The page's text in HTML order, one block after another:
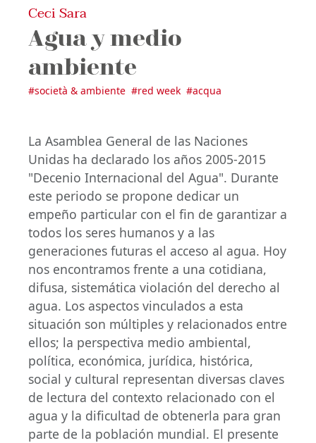
Ceci Sara
Agua y medio
ambiente
#società & ambiente #red week #acqua
La Asamblea General de las Naciones
Unidas ha declarado los años 2005-2015
"Decenio Internacional del Agua". Durante
este periodo se propone dedicar un
empeño particular con el fin de garantizar a
todos los seres humanos y a las
generaciones futuras el acceso al agua. Hoy
nos encontramos frente a una cotidiana,
difusa, sistemática violación del derecho al
agua. Los aspectos vinculados a esta
situación son múltiples y relacionados entre
ellos; la perspectiva medio ambiental,
política, económica, jurídica, histórica,
social y cultural representan diversas claves
de lectura del contexto relacionado con el
agua y la dificultad de obtenerla para gran
parte de la población mundial. El presente